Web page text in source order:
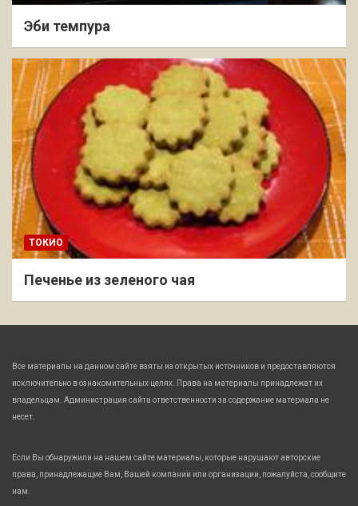
Эби темпура
ТОКИО
Печенье из зеленого чая
Все материалы на данном сайте взяты из открытых источников и предоставляются
исключительно в ознакомительных целях. Права на материалы принадлежат их
владельцам. Администрация сайта ответственности за содержание материала не
несет.
Если Вы обнаружили на нашем сайте материалы, которые нарушают авторские
права, принадлежащие Вам, Вашей компании или организации, пожалуйста, сообщите
нам.